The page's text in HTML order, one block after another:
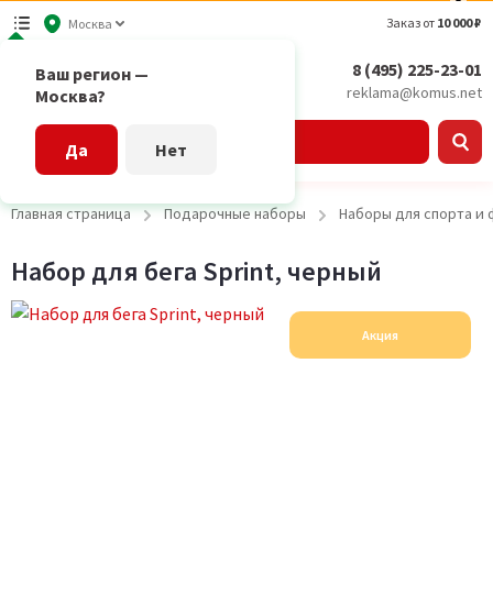
Москва
Ваш регион —
Москва?
Да Нет
Заказ от 10 000 ₽
8 (495) 225-23-01
reklama@komus.net
Главная страница Подарочные наборы Наборы для спорта и
Набор для бега Sprint, черный
Акция